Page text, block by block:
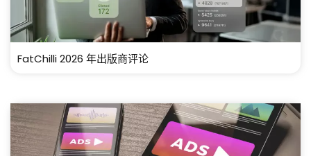
FatChilli 2026 年出版商评论